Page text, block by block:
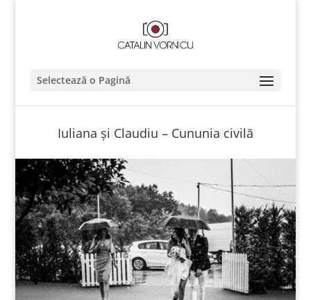
Selectează o Pagină
Iuliana şi Claudiu – Cununia civilă